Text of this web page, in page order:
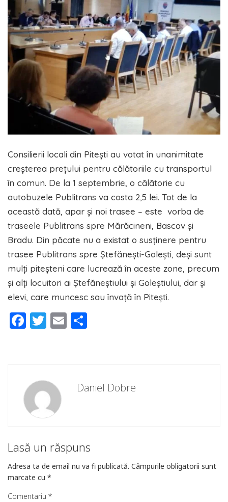
Consilierii locali din Piteşti au votat în unanimitate
creşterea preţului pentru călătoriile cu transportul
în comun. De la 1 septembrie, o călătorie cu
autobuzele Publitrans va costa 2,5 lei. Tot de la
această dată, apar şi noi trasee – este vorba de
traseele Publitrans spre Mărăcineni, Bascov şi
Bradu. Din păcate nu a existat o susţinere pentru
trasee Publitrans spre Ştefăneşti-Goleşti, deşi sunt
mulţi piteşteni care lucrează în aceste zone, precum
şi alţi locuitori ai Ştefăneştiului şi Goleştiului, dar şi
elevi, care muncesc sau învaţă în Piteşti.
Facebook
Twitter
Email
Daniel Dobre
Lasă un răspuns
Adresa ta de email nu va fi publicată. Câmpurile obligatorii sunt
marcate cu *
Comentariu *